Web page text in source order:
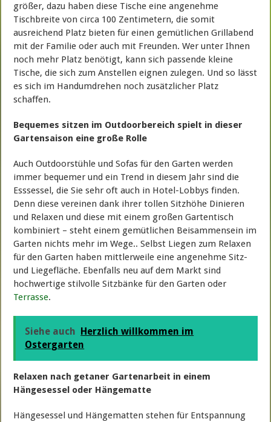
größer, dazu haben diese Tische eine angenehme
Tischbreite von circa 100 Zentimetern, die somit
ausreichend Platz bieten für einen gemütlichen Grillabend
mit der Familie oder auch mit Freunden. Wer unter Ihnen
noch mehr Platz benötigt, kann sich passende kleine
Tische, die sich zum Anstellen eignen zulegen. Und so lässt
es sich im Handumdrehen noch zusätzlicher Platz
schaffen.
Bequemes sitzen im Outdoorbereich spielt in dieser
Gartensaison eine große Rolle
Auch Outdoorstühle und Sofas für den Garten werden
immer bequemer und ein Trend in diesem Jahr sind die
Esssessel, die Sie sehr oft auch in Hotel-Lobbys finden.
Denn diese vereinen dank ihrer tollen Sitzhöhe Dinieren
und Relaxen und diese mit einem großen Gartentisch
kombiniert – steht einem gemütlichen Beisammensein im
Garten nichts mehr im Wege.. Selbst Liegen zum Relaxen
für den Garten haben mittlerweile eine angenehme Sitz-
und Liegefläche. Ebenfalls neu auf dem Markt sind
hochwertige stilvolle Sitzbänke für den Garten oder
Terrasse.
Siehe auch
Herzlich willkommen im
Ostergarten
Relaxen nach getaner Gartenarbeit in einem
Hängesessel oder Hängematte
Hängesessel und Hängematten stehen für Entspannung